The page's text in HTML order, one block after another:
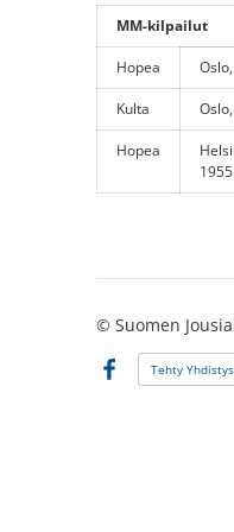
MM-kilpailut
Hopea
Kulta
Hopea
1955
© Suomen
Facebook
Tehty